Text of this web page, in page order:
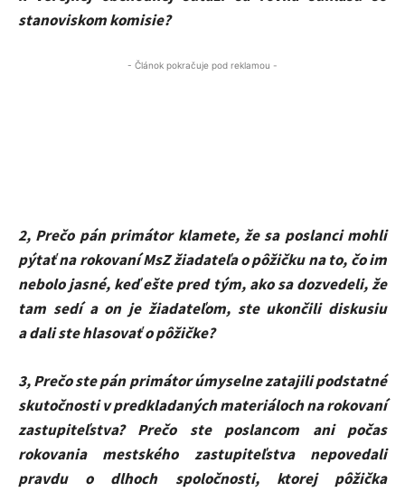
stanoviskom komisie?
- Článok pokračuje pod reklamou -
2, Prečo pán primátor klamete, že sa poslanci mohli
pýtať na rokovaní MsZ žiadateľa o pôžičku na to, čo im
nebolo jasné, keď ešte pred tým, ako sa dozvedeli, že
tam sedí a on je žiadateľom, ste ukončili diskusiu
a dali ste hlasovať o pôžičke?
3, Prečo ste pán primátor úmyselne zatajili podstatné
skutočnosti v predkladaných materiáloch na rokovaní
zastupiteľstva? Prečo ste poslancom ani počas
rokovania mestského zastupiteľstva nepovedali
pravdu o dlhoch spoločnosti, ktorej pôžička